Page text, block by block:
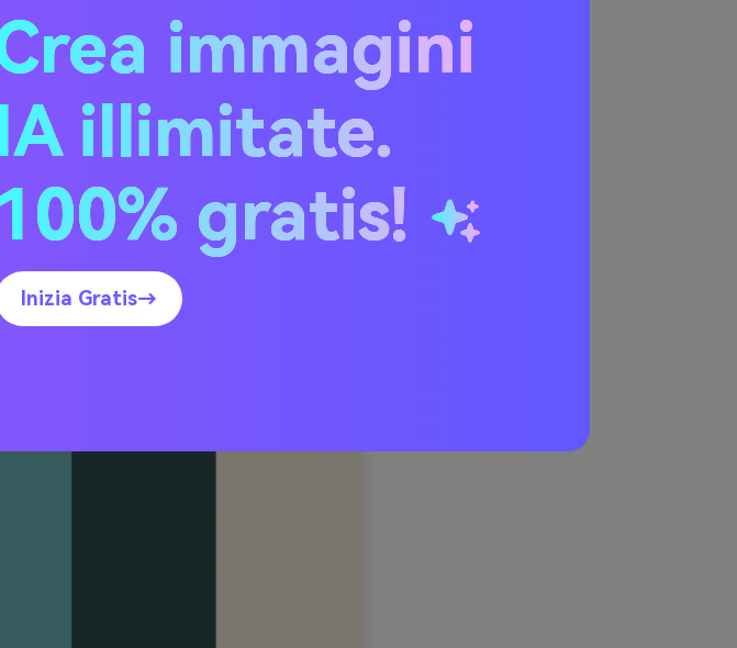
di colori
immagini
illimitate.
100% gratis!
Inizia Gratis→